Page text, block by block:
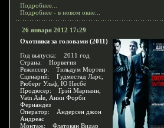
Подробнее...
Подробнее - в новом окне...
26 января 2012 17:29
Охотники за головами (2011)
Год выпуска: 2011 год
Страна: Норвегия
Режиссер: Тильдум Мортен
Сценарий: Гудместад Ларс,
Рюберг Ульф, Ю Несбё
Продюсер: Грэй Марианн,
Vatn Asle, Анни Форби
Фернандез
Оператор: Андерсен джон
Андреас
Монтаж: Флатокан Видар